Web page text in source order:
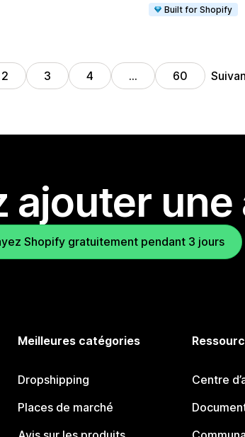
Built for Shopify
2 3 4 … 60
ajouter
Shopify gratuitement pendant 3 jours
Meilleures catégories
Dropshipping
Places de marché
Centre